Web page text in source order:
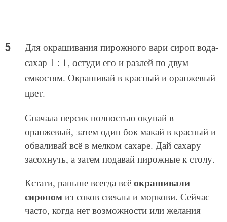
Для окрашивания пирожного вари сироп вода-
сахар 1 : 1, остуди его и разлей по двум
емкостям. Окрашивай в красный и оранжевый
цвет.
Сначала персик полностью окунай в
оранжевый, затем один бок макай в красный и
обваливай всё в мелком сахаре. Дай сахару
засохнуть, а затем подавай пирожные к столу.
Кстати, раньше всегда всё окрашивали
сиропомиз соков свеклы и моркови. Сейчас
часто, когда нет возможности или желания